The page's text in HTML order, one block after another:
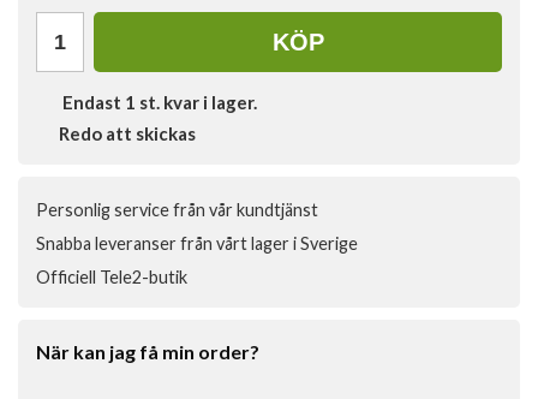
KÖP
Endast 1 st. kvar i lager.
Redo att skickas
Personlig service från vår kundtjänst
Snabba leveranser från vårt lager i Sverige
Officiell Tele2-butik
När kan jag få min order?